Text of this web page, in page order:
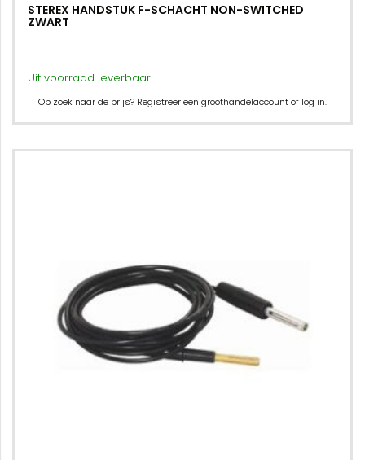
STEREX HANDSTUK F-SCHACHT NON-SWITCHED
ZWART
Uit voorraad leverbaar
Op zoek naar de prijs? Registreer een groothandelaccount of log in.